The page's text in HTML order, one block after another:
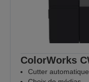
ColorWorks
Cutter automatique